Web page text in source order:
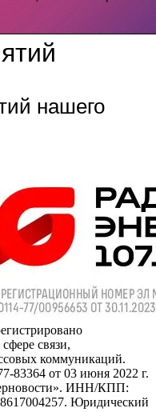
нашего
связи,
коммуникаций.
от 03 июня 2022 г.
ИНН/КПП:
Юридический